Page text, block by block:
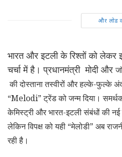
और लोड
भारत और इटली के रिश्तों को लेकर
चर्चा में है। प्रधानमंत्री मोदी और
की दोस्ताना तस्वीरों और हल्के-फुल्के
“Melodi” ट्रेंड को जन्म दिया।
केमिस्ट्री और भारत-इटली संबंधों की नई
लेकिन विपक्ष को यही “मेलोडी” अब
रही है।